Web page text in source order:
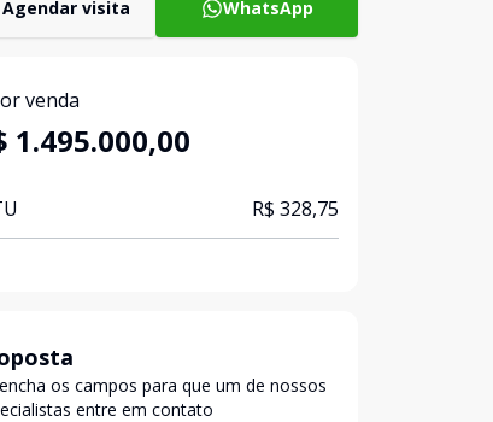
Agendar visita WhatsApp
venda
1.495.000,00
R$ 328,75
os campos para que um de nossos
entre em contato